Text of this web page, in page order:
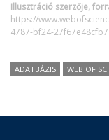
Illusztráció szerzője,
https://
4787-bf24-27f67e48cfb7
ADATBÁZIS WEB OF